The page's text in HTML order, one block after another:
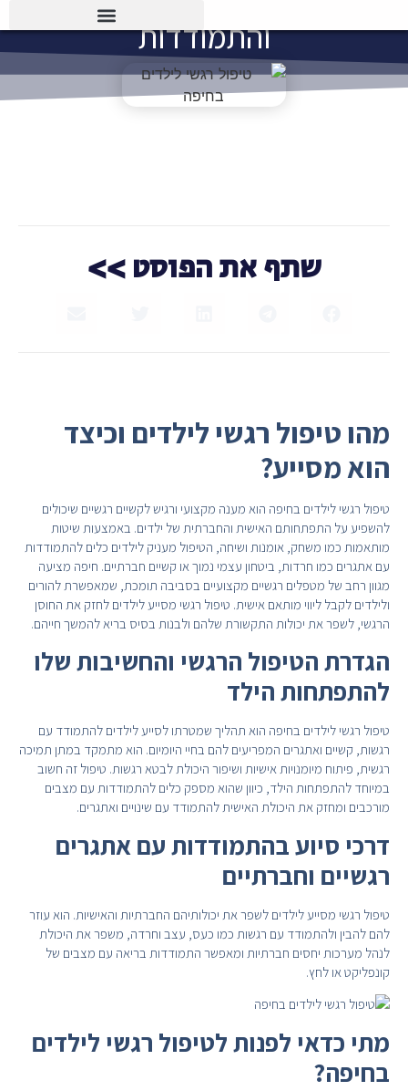
והתמודדות
שתף את הפוסט >>
מהו טיפול רגשי לילדים וכיצד
הוא מסייע?
טיפול רגשי לילדים בחיפה הוא מענה מקצועי ורגיש לקשיים רגשיים שיכולים
להשפיע על התפתחותם האישית והחברתית של ילדים. באמצעות שיטות
מותאמות כמו משחק, אומנות ושיחה, הטיפול מעניק לילדים כלים להתמודדות
עם אתגרים כמו חרדות, ביטחון עצמי נמוך או קשיים חברתיים. חיפה מציעה
מגוון רחב של מטפלים רגשיים מקצועיים בסביבה תומכת, שמאפשרת להורים
ולילדים לקבל ליווי מותאם אישית. טיפול רגשי מסייע לילדים לחזק את החוסן
הרגשי, לשפר את יכולות התקשורת שלהם ולבנות בסיס בריא להמשך חייהם.
הגדרת הטיפול הרגשי והחשיבות שלו
להתפתחות הילד
טיפול רגשי לילדים בחיפה הוא תהליך שמטרתו לסייע לילדים להתמודד עם
רגשות, קשיים ואתגרים המפריעים להם בחיי היומיום. הוא מתמקד במתן תמיכה
רגשית, פיתוח מיומנויות אישיות ושיפור היכולת לבטא רגשות. טיפול זה חשוב
במיוחד להתפתחות הילד, כיוון שהוא מספק כלים להתמודדות עם מצבים
מורכבים ומחזק את היכולת האישית להתמודד עם שינויים ואתגרים.
דרכי סיוע בהתמודדות עם אתגרים
רגשיים וחברתיים
טיפול רגשי מסייע לילדים לשפר את יכולותיהם החברתיות והאישיות. הוא עוזר
להם להבין ולהתמודד עם רגשות כמו כעס, עצב וחרדה, משפר את היכולת
לנהל מערכות יחסים חברתיות ומאפשר התמודדות בריאה עם מצבים של
קונפליקט או לחץ.
מתי כדאי לפנות לטיפול רגשי לילדים
בחיפה?